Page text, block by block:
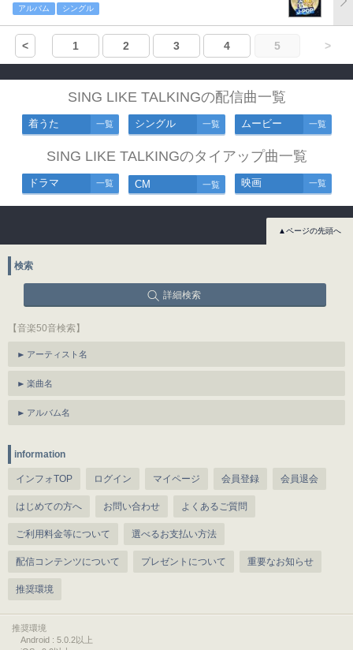
アルバム シングル
< 1 2 3 4 5 >
SING LIKE TALKINGの配信曲一覧
着うた 一覧 シングル 一覧 ムービー 一覧
SING LIKE TALKINGのタイアップ曲一覧
ドラマ 一覧 CM 一覧 映画 一覧
▲ページの先頭へ
検索
詳細検索
【音楽50音検索】
アーティスト名
楽曲名
アルバム名
information
インフォTOP ログイン マイページ 会員登録 会員退会
はじめての方へ お問い合わせ よくあるご質問
ご利用料金等について 選べるお支払い方法
配信コンテンツについて プレゼントについて 重要なお知らせ
推奨環境
推奨環境
Android : 5.0.2以上